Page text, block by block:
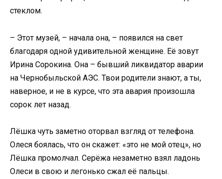
стеклом.
– Этот музей, – начала она, – появился на свет
благодаря одной удивительной женщине. Её зовут
Ирина Сорокина. Она – бывший ликвидатор аварии
на Чернобыльской АЭС. Твои родители знают, а ты,
наверное, и не в курсе, что эта авария произошла
сорок лет назад.
Лёшка чуть заметно оторвал взгляд от телефона.
Олеся боялась, что он скажет: «это не мой отец», но
Лёшка промолчал. Серёжа незаметно взял ладонь
Олеси в свою и легонько сжал её пальцы.